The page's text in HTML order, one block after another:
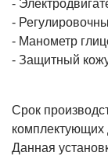
-
-
- Манометр
- Защитный
Срок
комплектующих
Данная